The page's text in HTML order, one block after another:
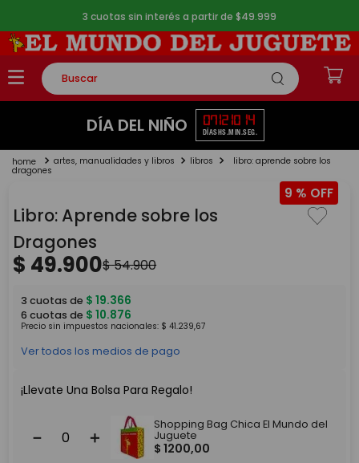
3 cuotas sin interés a partir de $49.999
Buscar
TÉRMINOS MÁS BUSCADOS
2.
lego
4.
monopatin
5. toy story
DÍA DEL NIÑO 07
DÍAS
12
HS.
10
MIN.
14
SEG.
artes, manualidades y libros libros libro: aprende sobre los
dragones
9 %
Libro: Aprende sobre los
Dragones
$ 49.900$54.900
3 cuotas de $ 19.366
6 cuotas de $ 10.876
Precio sin impuestos nacionales: $ 41.239,67
Ver todos los medios de pago
¡Llevate Una Bolsa Para Regalo!
＋
－
Shopping Bag Chica El Mundo del
Juguete
$ 1200,00